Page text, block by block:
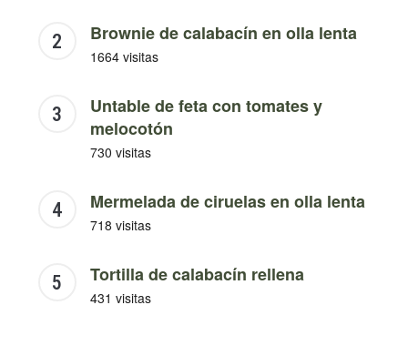
Brownie de calabacín en olla lenta
1664 visitas
Untable de feta con tomates y
melocotón
730 visitas
Mermelada de ciruelas en olla lenta
718 visitas
Tortilla de calabacín rellena
431 visitas